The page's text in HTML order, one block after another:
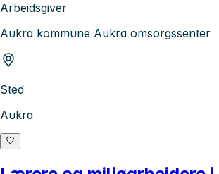
Arbeidsgiver
Aukra kommune Aukra omsorgssenter
Sted
Aukra